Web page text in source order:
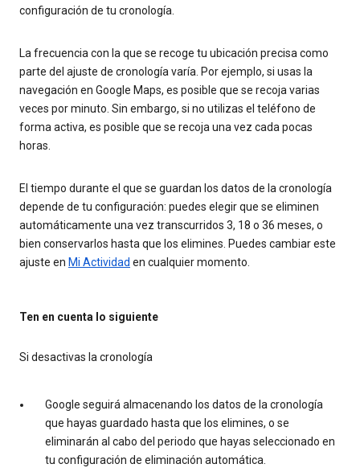
configuración de tu cronología.
La frecuencia con la que se recoge tu ubicación precisa como
parte del ajuste de cronología varía. Por ejemplo, si usas la
navegación en Google Maps, es posible que se recoja varias
veces por minuto. Sin embargo, si no utilizas el teléfono de
forma activa, es posible que se recoja una vez cada pocas
horas.
El tiempo durante el que se guardan los datos de la cronología
depende de tu configuración: puedes elegir que se eliminen
automáticamente una vez transcurridos 3, 18 o 36 meses, o
bien conservarlos hasta que los elimines. Puedes cambiar este
ajuste en Mi Actividad en cualquier momento.
Ten en cuenta lo siguiente
Si desactivas la cronología
Google seguirá almacenando los datos de la cronología
que hayas guardado hasta que los elimines, o se
eliminarán al cabo del periodo que hayas seleccionado en
tu configuración de eliminación automática.